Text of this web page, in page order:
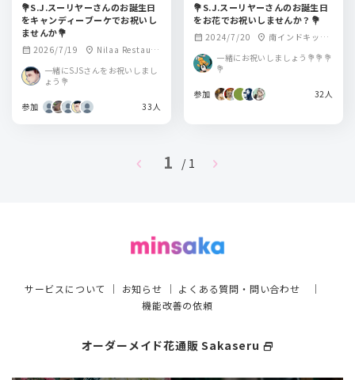
💐S.J.スーリヤーさんのお誕生日
をキャンディーブーケでお祝いし
ませんか💐
calendar_month 2026/7/19 location_on Nilaa Restaura
nt (ニラーレストラ
ン) 東陽町
一緒にSJSさんをお祝いしまし
ょう💐
参加 33人
💐S.J.スーリヤーさんのお誕生日
をお花でお祝いしませんか？💐
calendar_month 2024/7/20 location_on 南インドキッチ
ン 虎ノ門ヒルズ店
一緒にお祝いしましょう💐💐💐
💐
参加 32人
chevron_left 1 / 1 chevron_right
サービスについて ｜ お知らせ ｜ よくある質問・問い合わせ ｜
機能改善の依頼
オーダーメイド花通販 Sakaseru select_window